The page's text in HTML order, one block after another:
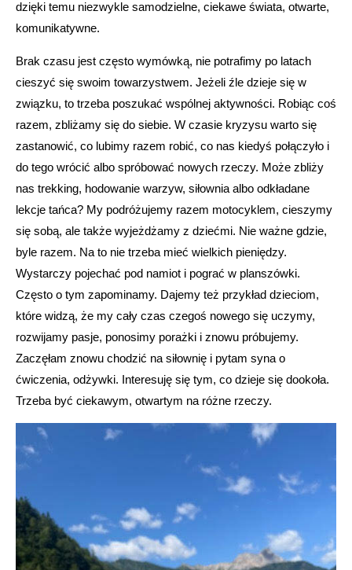
dzięki temu niezwykle samodzielne, ciekawe świata, otwarte,
komunikatywne.
Brak czasu jest często wymówką, nie potrafimy po latach
cieszyć się swoim towarzystwem. Jeżeli źle dzieje się w
związku, to trzeba poszukać wspólnej aktywności. Robiąc coś
razem, zbliżamy się do siebie. W czasie kryzysu warto się
zastanowić, co lubimy razem robić, co nas kiedyś połączyło i
do tego wrócić albo spróbować nowych rzeczy. Może zbliży
nas trekking, hodowanie warzyw, siłownia albo odkładane
lekcje tańca? My podróżujemy razem motocyklem, cieszymy
się sobą, ale także wyjeżdżamy z dziećmi. Nie ważne gdzie,
byle razem. Na to nie trzeba mieć wielkich pieniędzy.
Wystarczy pojechać pod namiot i pograć w planszówki.
Często o tym zapominamy. Dajemy też przykład dzieciom,
które widzą, że my cały czas czegoś nowego się uczymy,
rozwijamy pasje, ponosimy porażki i znowu próbujemy.
Zaczęłam znowu chodzić na siłownię i pytam syna o
ćwiczenia, odżywki. Interesuję się tym, co dzieje się dookoła.
Trzeba być ciekawym, otwartym na różne rzeczy.